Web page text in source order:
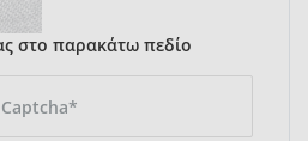
στο παρακάτω πεδίο